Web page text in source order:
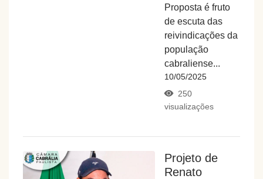
Proposta é fruto
de escuta das
reivindicações da
população
cabraliense...
10/05/2025
250
visualizações
Projeto de
Renato